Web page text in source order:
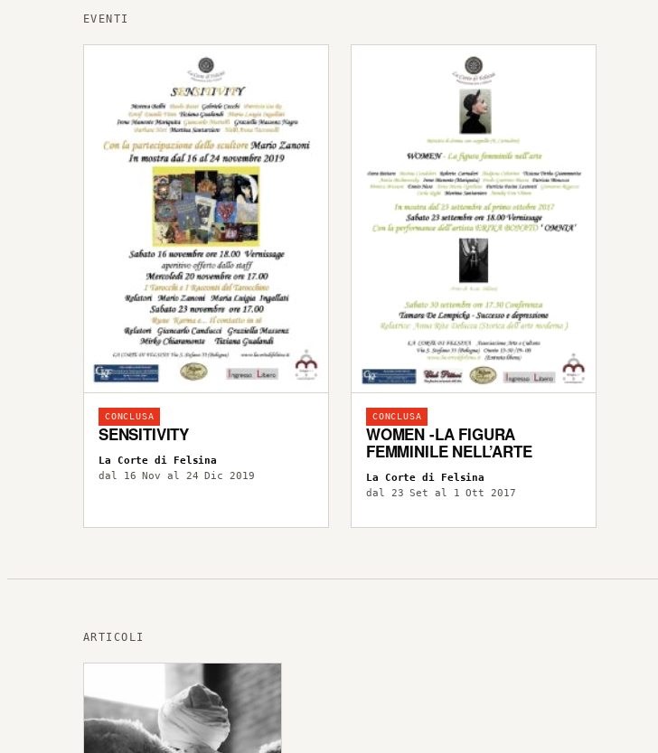
EVENTI
CONCLUSA
SENSITIVITY
La Corte di Felsina
dal 16 Nov al 24 Dic 2019
CONCLUSA
WOMEN -LA FIGURA
FEMMINILE NELL’ARTE
La Corte di Felsina
dal 23 Set al 1 Ott 2017
ARTICOLI